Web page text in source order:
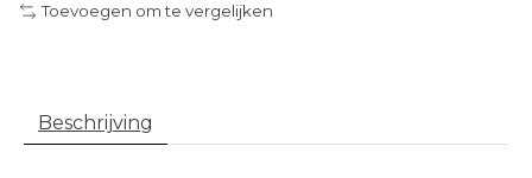
Toevoegen om te vergelijken
Beschrijving